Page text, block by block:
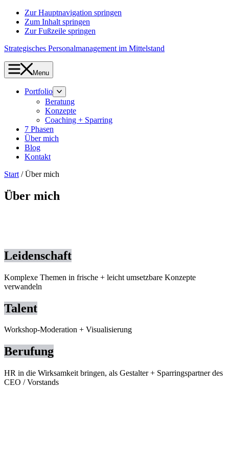
Zur Hauptnavigation springen
Zum Inhalt springen
Zur Fußzeile springen
Strategisches Personalmanagement im Mittelstand
Menu
Portfolio
Beratung
Konzepte
Coaching + Sparring
7 Phasen
Über mich
Blog
Kontakt
Start /Über mich
Über mich
Leidenschaft
Komplexe Themen in frische + leicht umsetzbare Konzepte
verwandeln
Talent
Workshop-Moderation + Visualisierung
Berufung
HR in die Wirksamkeit bringen, als Gestalter + Sparringspartner des
CEO / Vorstands